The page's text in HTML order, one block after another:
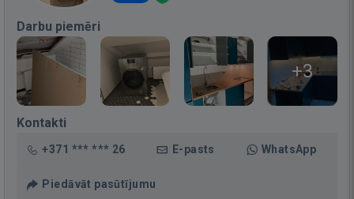
Darbu piemēri
+3
Kontakti
+371 *** *** 26 E-pasts WhatsApp
Piedāvāt pasūtījumu